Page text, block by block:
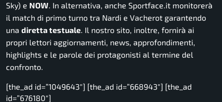
Sky) e NOW. In alternativa, anche Sportface.it monitorerà
il match di primo turno tra Nardi e Vacherot garantendo
una diretta testuale. Il nostro sito, inoltre, fornirà ai
propri lettori aggiornamenti, news, approfondimenti,
highlights e le parole dei protagonisti al termine del
confronto.
[the_ad id=”1049643″] [the_ad id=”668943″] [the_ad
id=”676180″]